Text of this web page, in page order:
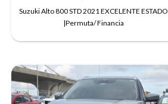
Suzuki Alto 800 STD 2021 EXCELENTE ESTADO
|Permuta/ Financia